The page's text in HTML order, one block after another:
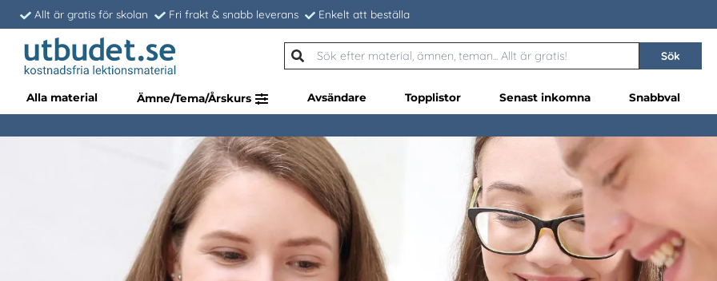
Allt är gratis för skolan Fri frakt & snabb leverans Enkelt att beställa
Sök
Alla material Ämne/Tema/Årskurs Avsändare Topplistor Senast inkomna Snabbval